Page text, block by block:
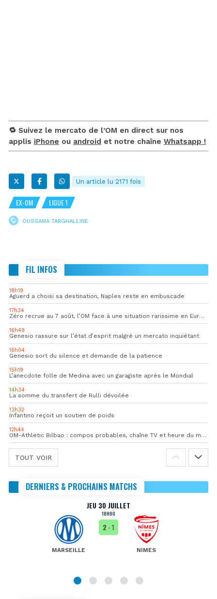
🔁 Suivez le mercato de l’OM en direct sur nos
applis iPhone ou android et notre chaîne Whatsapp !
Un article lu 2171 fois
EX-OM LIGUE 1
OUSSAMA TARGHALLINE
FIL INFOS
18h19
Aguerd a choisi sa destination, Naples reste en embuscade
17h34
Zéro recrue au 7 août, l’OM face à une situation rarissime en Europe
16h49
Genesio rassure sur l’état d’esprit malgré un mercato inquiétant
16h04
Genesio sort du silence et demande de la patience
15h19
L’anecdote folle de Medina avec un garagiste après le Mondial
14h34
La somme du transfert de Rulli dévoilée
13h32
Infantino reçoit un soutien de poids
12h44
OM-Athletic Bilbao : compos probables, chaîne TV et heure du match
TOUT VOIR
DERNIERS & PROCHAINS MATCHS
JEU 30 JUILLET
18H00
MARSEILLE
2 - 1
NIMES